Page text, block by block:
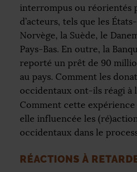
interrompus ou réorientés
d’acteurs, tels que les
Norvège, la Suède, le
Pays-Bas. En outre, la
reporté un prêt de 90
au pays. Comment les
occidentaux ont-ils réagi à
Comment cette
elle influencée les
occidentaux dans le
RÉACTIONS À